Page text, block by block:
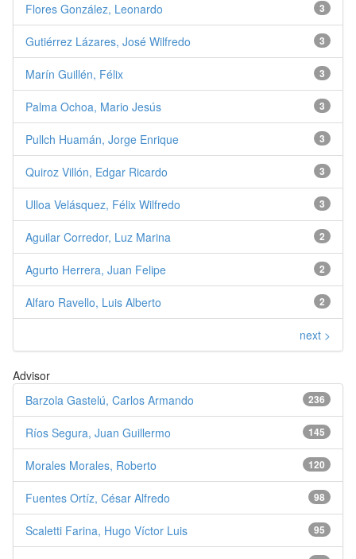
3
Flores González, Leonardo
3
Gutiérrez Lázares, José Wilfredo
3
Marín Guillén, Félix
3
Palma Ochoa, Mario Jesús
3
Pullch Huamán, Jorge Enrique
3
Quiroz Villón, Edgar Ricardo
3
Ulloa Velásquez, Félix Wilfredo
2
Aguilar Corredor, Luz Marina
2
Agurto Herrera, Juan Felipe
2
Alfaro Ravello, Luis Alberto
next >
Advisor
236
Barzola Gastelú, Carlos Armando
145
Ríos Segura, Juan Guillermo
120
Morales Morales, Roberto
98
Fuentes Ortíz, César Alfredo
95
Scaletti Farina, Hugo Víctor Luis